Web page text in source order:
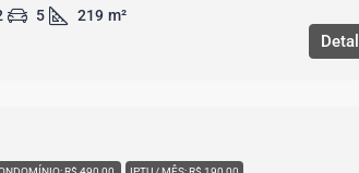
5 219 m²